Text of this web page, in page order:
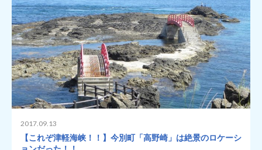
2017.09.13
【これぞ津軽海峡！！】今別町「高野崎」は絶景のロケーシ